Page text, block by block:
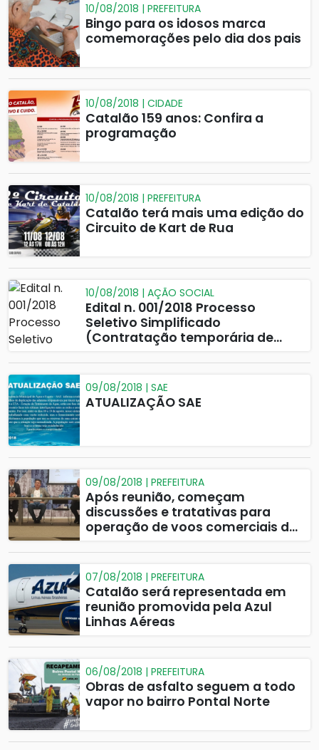
10/08/2018 | PREFEITURA
Bingo para os idosos marca
comemorações pelo dia dos pais
10/08/2018 | CIDADE
Catalão 159 anos: Confira a
programação
10/08/2018 | PREFEITURA
Catalão terá mais uma edição do
Circuito de Kart de Rua
10/08/2018 | AÇÃO SOCIAL
Edital n. 001/2018 Processo
Seletivo Simplificado
(Contratação temporária de
Equipe de Referência dos
Programa Sociais).
09/08/2018 | SAE
ATUALIZAÇÃO SAE
09/08/2018 | PREFEITURA
Após reunião, começam
discussões e tratativas para
operação de voos comerciais da
07/08/2018 | PREFEITURA
Catalão será representada em
reunião promovida pela Azul
Linhas Aéreas
06/08/2018 | PREFEITURA
Obras de asfalto seguem a todo
vapor no bairro Pontal Norte